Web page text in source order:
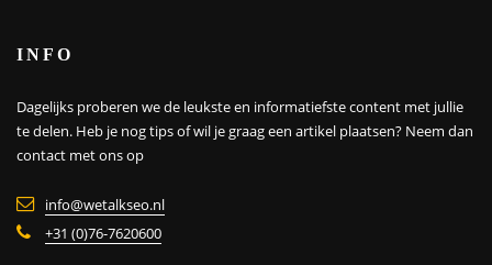
INFO
Dagelijks proberen we de leukste en informatiefste content met jullie
te delen. Heb je nog tips of wil je graag een artikel plaatsen? Neem dan
contact met ons op
info@wetalkseo.nl
+31 (0)76-7620600